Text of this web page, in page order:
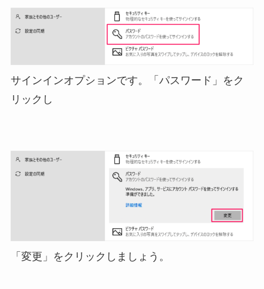
サインインオプションです。「パスワード」をク
リックし
「変更」をクリックしましょう。